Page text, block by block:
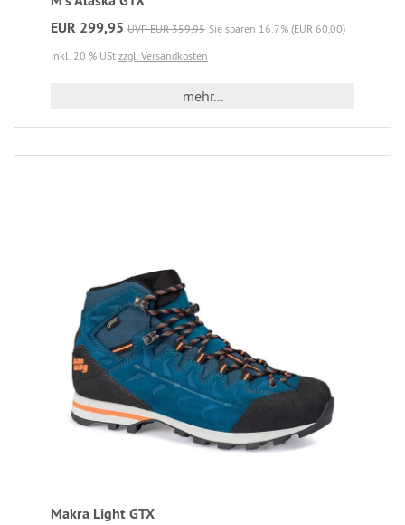
EUR 299,95 UVP EUR 359,95 Sie sparen 16.7% (EUR 60,00)
inkl. 20 % USt zzgl. Versandkosten
mehr...
Makra Light GTX